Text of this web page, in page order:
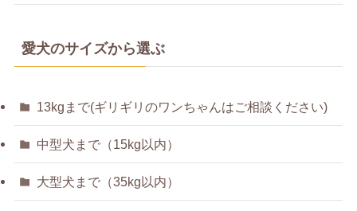
愛犬のサイズから選ぶ
13kgまで(ギリギリのワンちゃんはご相談ください)
中型犬まで（15kg以内）
大型犬まで（35kg以内）